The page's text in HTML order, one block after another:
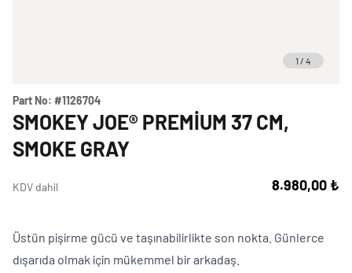
1 / 4
Part No: #1126704
SMOKEY JOE® PREMIUM 37 CM,
SMOKE GRAY
KDV dahil 8.980,00 ₺
Üstün pişirme gücü ve taşınabilirlikte son nokta. Günlerce
dışarıda olmak için mükemmel bir arkadaş.